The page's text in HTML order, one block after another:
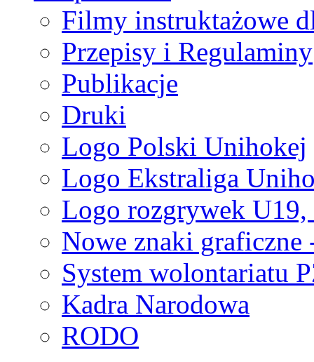
Filmy instruktażowe
Przepisy i Regulaminy
Publikacje
Druki
Logo Polski Unihokej
Logo Ekstraliga
Logo rozgrywek
Nowe znaki graficzne
System wolontariatu
Kadra Narodowa
RODO